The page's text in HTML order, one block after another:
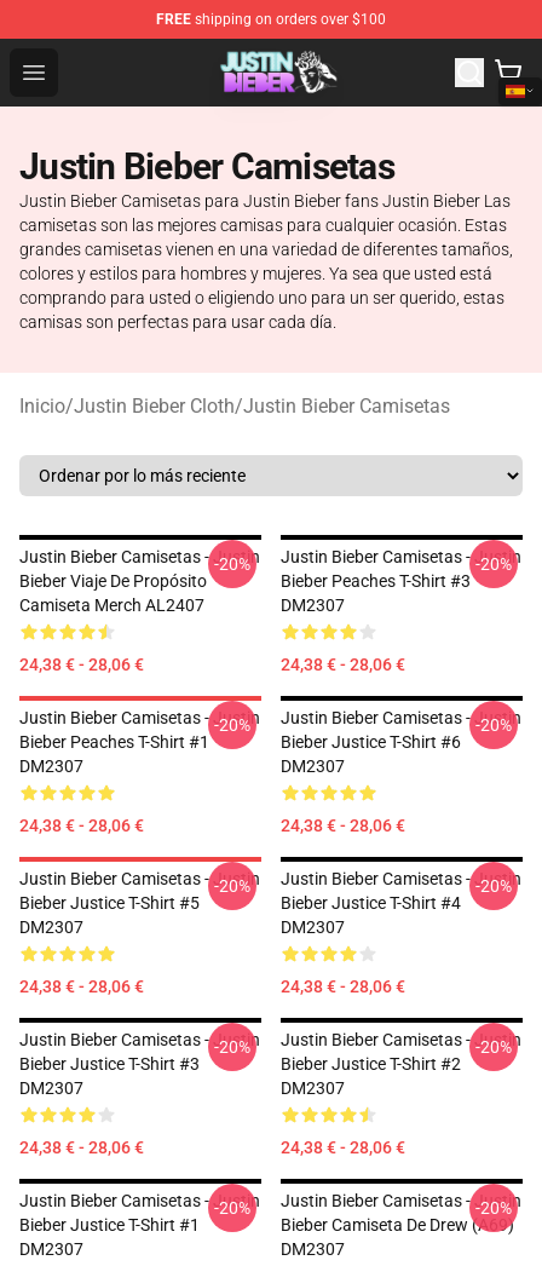
FREE shipping on orders over $100
Open menu
Justin Bieber Store - Official Justin Bieber Merchandise
Justin Bieber Camisetas
Justin Bieber Camisetas para Justin Bieber fans Justin Bieber Las
camisetas son las mejores camisas para cualquier ocasión. Estas
grandes camisetas vienen en una variedad de diferentes tamaños,
colores y estilos para hombres y mujeres. Ya sea que usted está
comprando para usted o eligiendo uno para un ser querido, estas
camisas son perfectas para usar cada día.
Inicio/Justin Bieber Cloth/Justin Bieber Camisetas
Justin Bieber Camisetas - Justin
Bieber Viaje De Propósito
Camiseta Merch AL2407
24,38 € - 28,06 €
-20%
Justin Bieber Camisetas - Justin
Bieber Peaches T-Shirt #3
DM2307
24,38 € - 28,06 €
-20%
Justin Bieber Camisetas - Justin
Bieber Peaches T-Shirt #1
DM2307
24,38 € - 28,06 €
-20%
Justin Bieber Camisetas - Justin
Bieber Justice T-Shirt #6
DM2307
24,38 € - 28,06 €
-20%
Justin Bieber Camisetas - Justin
Bieber Justice T-Shirt #5
DM2307
24,38 € - 28,06 €
-20%
Justin Bieber Camisetas - Justin
Bieber Justice T-Shirt #4
DM2307
24,38 € - 28,06 €
-20%
Justin Bieber Camisetas - Justin
Bieber Justice T-Shirt #3
DM2307
24,38 € - 28,06 €
-20%
Justin Bieber Camisetas - Justin
Bieber Justice T-Shirt #2
DM2307
24,38 € - 28,06 €
-20%
Justin Bieber Camisetas - Justin
Bieber Justice T-Shirt #1
DM2307
-20%
Justin Bieber Camisetas - Justin
Bieber Camiseta De Drew (A69)
DM2307
-20%